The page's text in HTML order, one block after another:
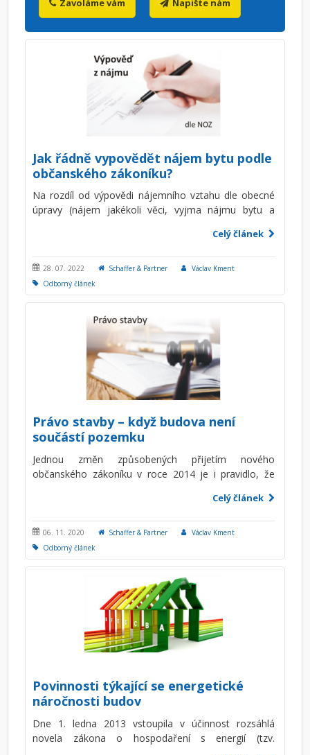
Zavoláme vám Napište nám
Jak řádně vypovědět nájem bytu podle
občanského zákoníku?
Na rozdíl od výpovědi nájemního vztahu dle obecné
úpravy (nájem jakékoli věci, vyjma nájmu bytu a
se neuplatní v případě nájmu bytu a domu, stanoví
občanský zákoník pro výpověď nájmu bytu a domu
jednoznačně přísnější podmínky. Nový OZ (od roku
2014) zcela zřetelně i nadále zachoval ochranu
nájemce, ovšem v určitých případech vyžaduje jeho
Celý článek
28. 07. 2022 Schaffer & Partner
Václav Kment
Odborný článek
Právo stavby – když budova není
součástí pozemku
Jednou změn způsobených přijetím nového
občanského zákoníku v roce 2014 je i pravidlo, že
Zákon tak výrazně omezuje možnost, aby vlastník
pozemku a vlastník stavby byly dvě odlišné osoby.
Aby však tento zákon mohl reflektovat všechny
možné situace, ke kterým může v reálném životě
docházet, zavedl v souvislosti s výše zmíněným
pravidlem i nový institut, kterým je tzv. právo stavby.
Celý článek
06. 11. 2020 Schaffer & Partner
Václav Kment
Odborný článek
Povinnosti týkající se energetické
náročnosti budov
Dne 1. ledna 2013 vstoupila v účinnost rozsáhlá
novela zákona o hospodaření s energií (tzv.